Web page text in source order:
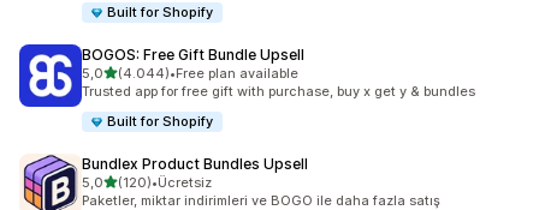
Built for Shopify
BOGOS: Free Gift Bundle Upsell
5,05 yıldız üzerinden
(4.044)
toplam 4044 değerlendirme
•Free plan available
Trusted app for free gift with purchase, buy x get y & bundles
Built for Shopify
Bundlex Product Bundles Upsell
5,05 yıldız üzerinden
(120)
toplam 120 değerlendirme
•Ücretsiz
Paketler, miktar indirimleri ve BOGO ile daha fazla satış